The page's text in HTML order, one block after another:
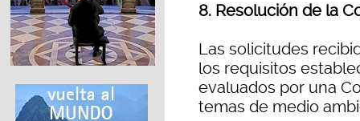
8. Resolución de la
Las solicitudes
los requisitos
evaluados por una
temas de medio